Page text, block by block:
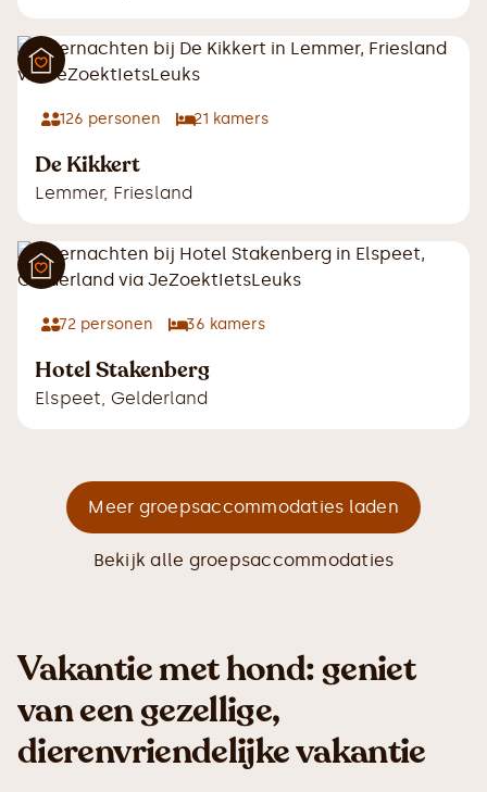
126 personen 21 kamers
De Kikkert
Lemmer, Friesland
72 personen 36 kamers
Hotel Stakenberg
Elspeet, Gelderland
Meer groepsaccommodaties laden
Bekijk alle groepsaccommodaties
Vakantie met hond: geniet
van een gezellige,
dierenvriendelijke vakantie